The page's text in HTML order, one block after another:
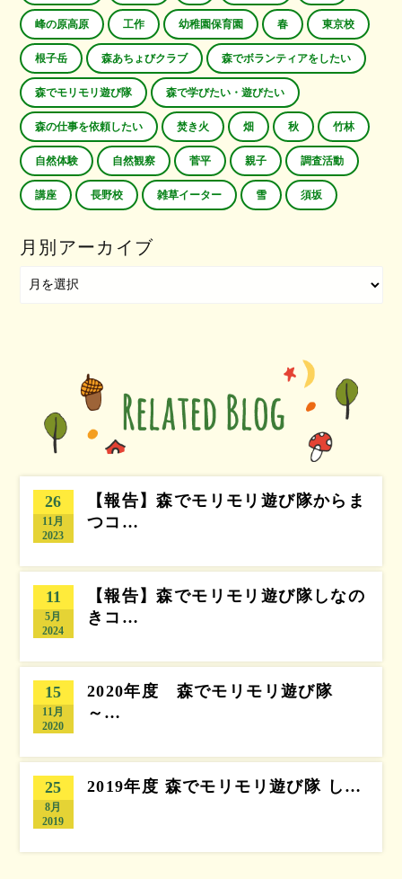
峰の原高原 工作 幼稚園保育園 春 東京校
根子岳 森あちょびクラブ 森でボランティアをしたい
森でモリモリ遊び隊 森で学びたい・遊びたい
森の仕事を依頼したい 焚き火 畑 秋 竹林
自然体験 自然観察 菅平 親子 調査活動
講座 長野校 雑草イーター 雪 須坂
月別アーカイブ
26
11月
2023
【報告】森でモリモリ遊び隊からま
つコ…
11
5月
2024
【報告】森でモリモリ遊び隊しなの
きコ…
15
11月
2020
2020年度 森でモリモリ遊び隊
～…
25
8月
2019
2019年度 森でモリモリ遊び隊 し…